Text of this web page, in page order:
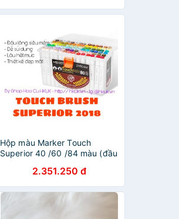
Hộp màu Marker Touch
Superior 40 /60 /84 màu (đầu
2.351.250 đ